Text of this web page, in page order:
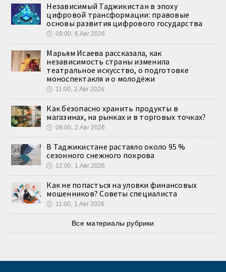
Независимый Таджикистан в эпоху
цифровой трансформации: правовые
основы развития цифрового государства
🕔 09:00, 6.Авг 2026
Марьям Исаева рассказала, как
независимость страны изменила
театральное искусство, о подготовке
моноспектакля и о молодёжи
🕔 11:00, 2.Авг 2026
Как безопасно хранить продукты в
магазинах, на рынках и в торговых точках?
🕔 09:00, 2.Авг 2026
В Таджикистане растаяло около 95 %
сезонного снежного покрова
🕔 12:00, 1.Авг 2026
Как не попасться на уловки финансовых
мошенников? Советы специалиста
🕔 11:00, 1.Авг 2026
Все материалы рубрики